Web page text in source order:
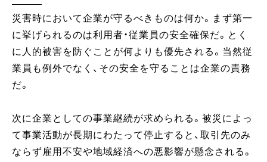
災害時において企業が守るべきものは何か。まず第一
に挙げられるのは利用者・従業員の安全確保だ。とく
に人的被害を防ぐことが何よりも優先される。当然従
業員も例外でなく、その安全を守ることは企業の責務
だ。
次に企業としての事業継続が求められる。被災によっ
て事業活動が長期にわたって停止すると、取引先のみ
ならず雇用不安や地域経済への悪影響が懸念される。